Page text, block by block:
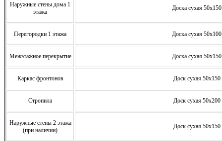
Наружные стены дома 1
этажа
Доска сухая
Перегородки 1 этажа Доска сухая
Межэтажное перекрытие Доска сухая
Каркас фронтонов Доск сухая
Стропила Доск сухая
Наружные стены 2 этажа
(при наличии)
Доск сухая